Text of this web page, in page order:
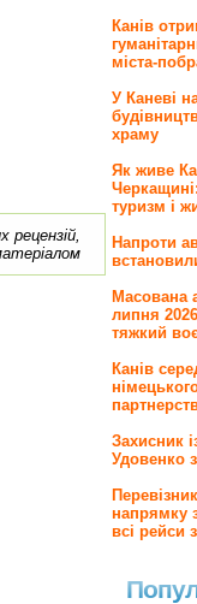
рецензій,
Канів
міста-
У Каневі
храму
Як живе
туризм і
Напроти
Масована
липня
тяжкий
Канів
Захисник
Удовенко
напрямку
всі рейси